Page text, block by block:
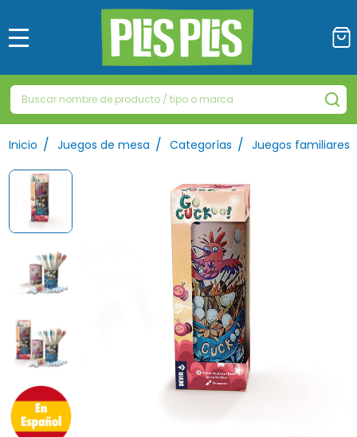
Buscar
Inicio / Juegos de mesa / Categorías / Juegos familiares